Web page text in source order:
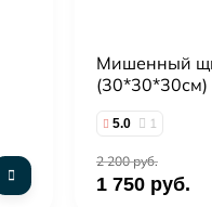
Мишенный
(30*30*30см)
5.0 1
2 200 руб.
1 750 руб.